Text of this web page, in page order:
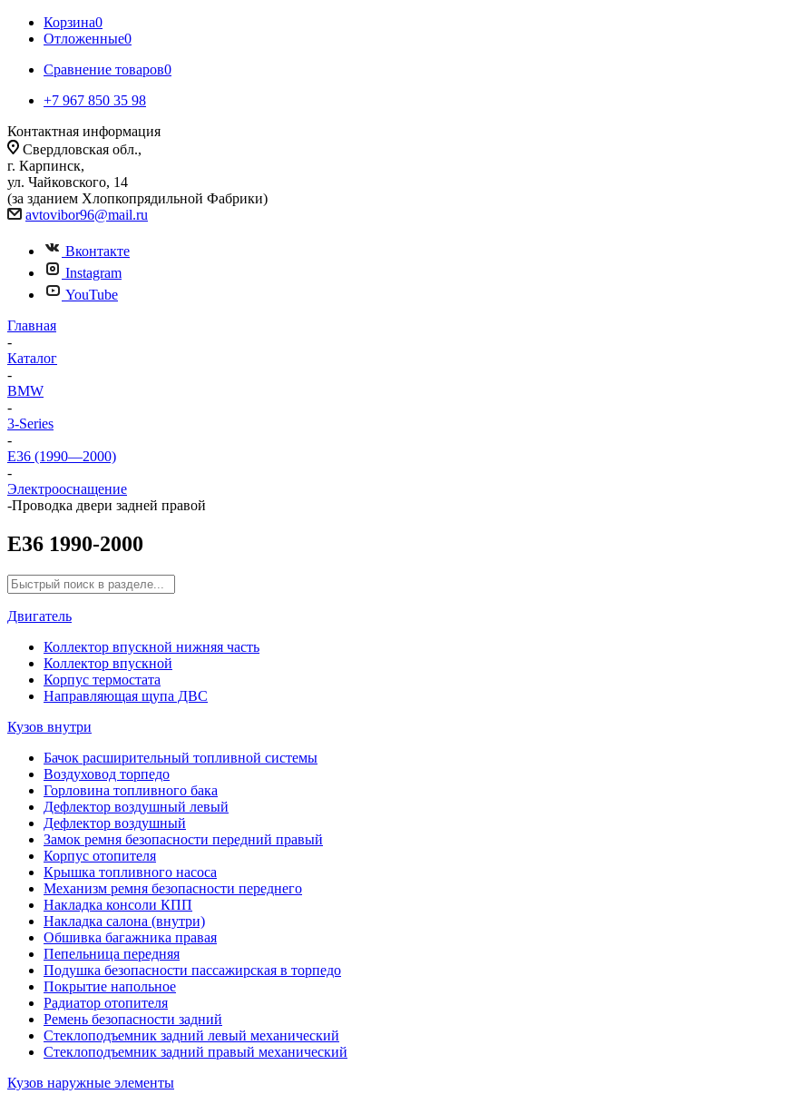
Корзина0
Отложенные0
Сравнение товаров0
+7 967 850 35 98
Контактная информация
Свердловская обл.,
г. Карпинск,
ул. Чайковского, 14
(за зданием Хлопкопрядильной Фабрики)
avtovibor96@mail.ru
Вконтакте
Instagram
YouTube
Главная
-
Каталог
-
BMW
-
3-Series
-
E36 (1990—2000)
-
Электрооснащение
-Проводка двери задней правой
E36 1990-2000
Двигатель
Коллектор впускной нижняя часть
Коллектор впускной
Корпус термостата
Направляющая щупа ДВС
Кузов внутри
Бачок расширительный топливной системы
Воздуховод торпедо
Горловина топливного бака
Дефлектор воздушный левый
Дефлектор воздушный
Замок ремня безопасности передний правый
Корпус отопителя
Крышка топливного насоса
Механизм ремня безопасности переднего
Накладка консоли КПП
Накладка салона (внутри)
Обшивка багажника правая
Пепельница передняя
Подушка безопасности пассажирская в торпедо
Покрытие напольное
Радиатор отопителя
Ремень безопасности задний
Стеклоподъемник задний левый механический
Стеклоподъемник задний правый механический
Кузов наружные элементы